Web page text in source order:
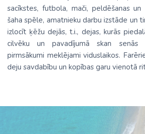
sacīkstes, futbola, mači, peldēšanas un
šaha spēle, amatnieku darbu izstāde un
izlocīt ķēžu dejās, t.i., dejas, kurās
cilvēku un pavadījumā skan senās
pirmsākumi meklējami viduslaikos.
deju savdabību un kopības garu vienotā